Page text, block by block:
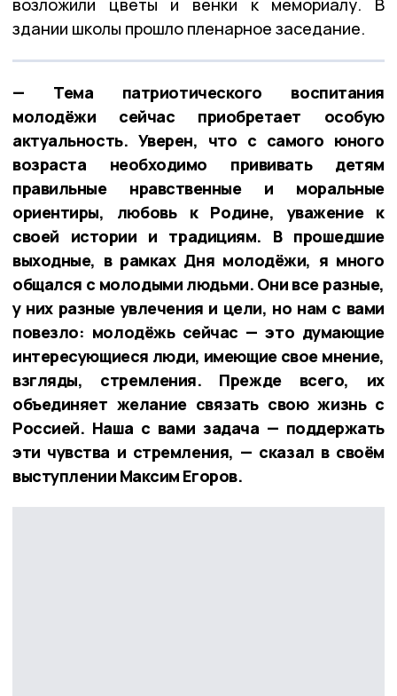
возложили цветы и венки к мемориалу. В
здании школы прошло пленарное заседание.
— Тема патриотического воспитания
молодёжи сейчас приобретает особую
актуальность. Уверен, что с самого юного
возраста необходимо прививать детям
правильные нравственные и моральные
ориентиры, любовь к Родине, уважение к
своей истории и традициям. В прошедшие
выходные, в рамках Дня молодёжи, я много
общался с молодыми людьми. Они все разные,
у них разные увлечения и цели, но нам с вами
повезло: молодёжь сейчас — это думающие
интересующиеся люди, имеющие свое мнение,
взгляды, стремления. Прежде всего, их
объединяет желание связать свою жизнь с
Россией. Наша с вами задача — поддержать
эти чувства и стремления, — сказал в своём
выступлении Максим Егоров.